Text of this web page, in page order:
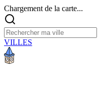
Chargement de la carte...
VILLES